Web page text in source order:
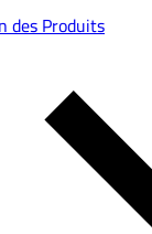
des Produits